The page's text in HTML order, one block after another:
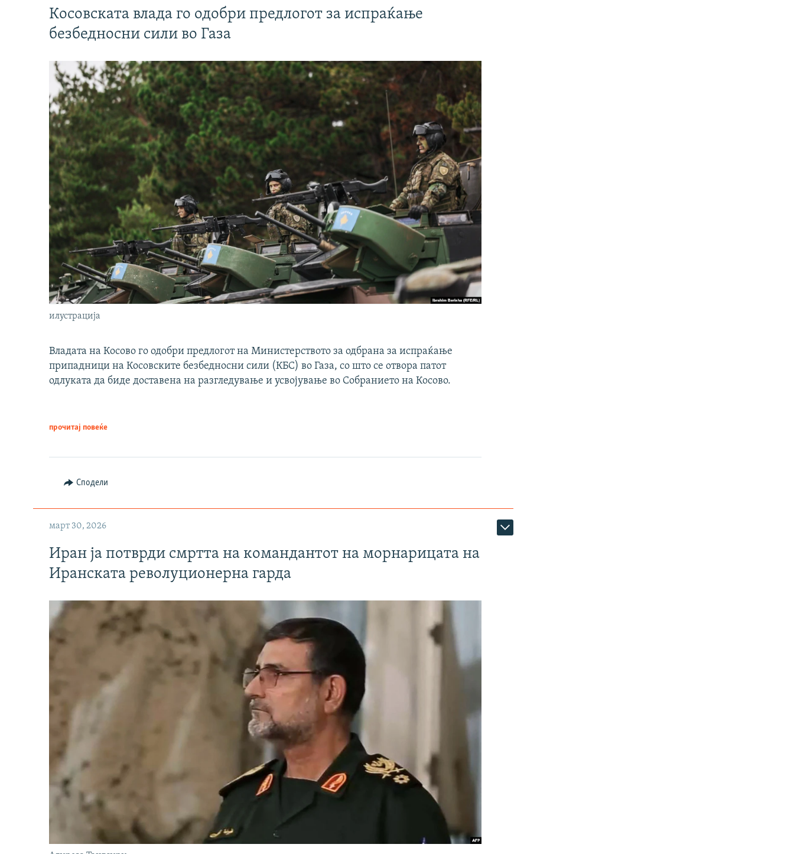
Косовската влада го одобри предлогот за испраќање
безбедносни сили во Газа
илустрација
Владата на Косово го одобри предлогот на Министерството за одбрана за испраќање
припадници на Косовските безбедносни сили (КБС) во Газа, со што се отвора патот
одлуката да биде доставена на разгледување и усвојување во Собранието на Косово.
прочитај повеќе
Сподели
март 30, 2026
Иран ја потврди смртта на командантот на морнарицата на
Иранската револуционерна гарда